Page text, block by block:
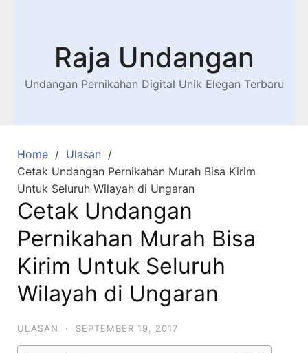
Raja Undangan
Undangan Pernikahan Digital Unik Elegan Terbaru
Home
Ulasan
Cetak Undangan Pernikahan Murah Bisa Kirim
Untuk Seluruh Wilayah di Ungaran
Cetak Undangan
Pernikahan Murah Bisa
Kirim Untuk Seluruh
Wilayah di Ungaran
ULASAN · SEPTEMBER 19, 2017